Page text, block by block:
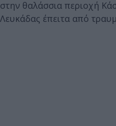
στην θαλάσσια περιοχή
Λευκάδας έπειτα από